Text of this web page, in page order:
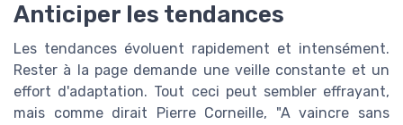
Anticiper les tendances
Les tendances évoluent rapidement et intensément.
Rester à la page demande une veille constante et un
effort d'adaptation. Tout ceci peut sembler effrayant,
mais comme dirait Pierre Corneille, "A vaincre sans